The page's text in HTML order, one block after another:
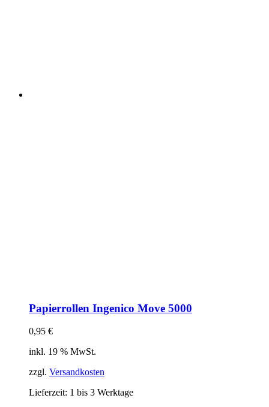
Papierrollen Ingenico Move 5000
0,95 €
inkl. 19 % MwSt.
zzgl. Versandkosten
Lieferzeit: 1 bis 3 Werktage